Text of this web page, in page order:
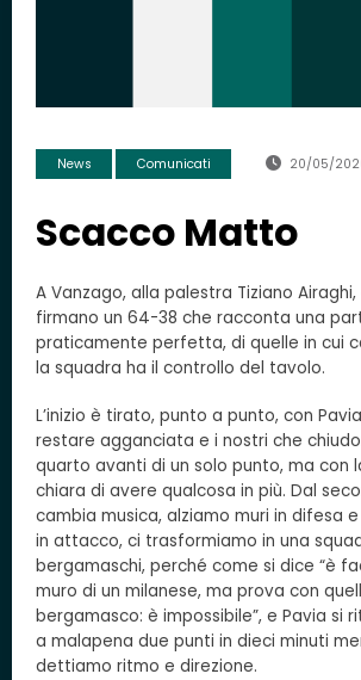
News Comunicati 20/05/
Scacco Matto
A Vanzago, alla palestra Tiziano Airaghi,
firmano un 64-38 che racconta una
praticamente perfetta, di quelle in cui
la squadra ha il controllo del tavolo.
L’inizio è tirato, punto a punto, con
restare agganciata e i nostri che
quarto avanti di un solo punto, ma con
chiara di avere qualcosa in più. Dal
cambia musica, alziamo muri in difesa
in attacco, ci trasformiamo in una
bergamaschi, perché come si dice “è
muro di un milanese, ma prova con
bergamasco: è impossibile”, e Pavia si
a malapena due punti in dieci minuti
dettiamo ritmo e direzione.